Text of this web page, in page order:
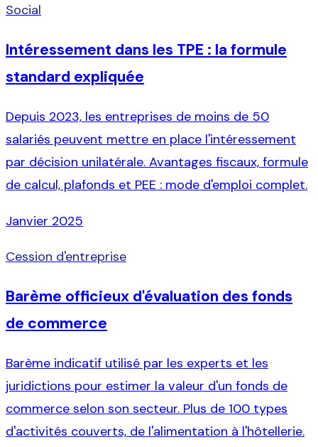
Social
Intéressement dans les TPE : la formule
standard expliquée
Depuis 2023, les entreprises de moins de 50
salariés peuvent mettre en place l'intéressement
par décision unilatérale. Avantages fiscaux, formule
de calcul, plafonds et PEE : mode d'emploi complet.
Janvier 2025
Cession d'entreprise
Barème officieux d'évaluation des fonds
de commerce
Barème indicatif utilisé par les experts et les
juridictions pour estimer la valeur d'un fonds de
commerce selon son secteur. Plus de 100 types
d'activités couverts, de l'alimentation à l'hôtellerie.